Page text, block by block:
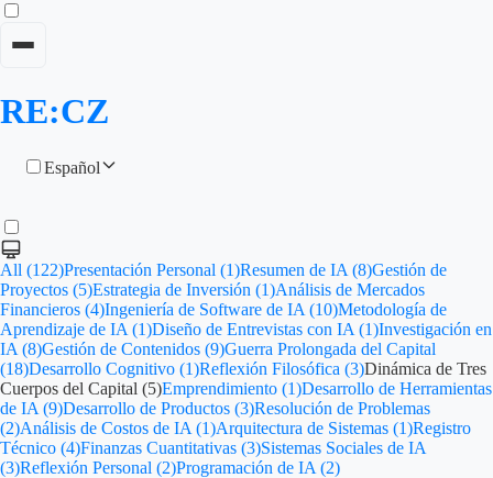
RE:CZ
Español
All (122)Presentación Personal (1)Resumen de IA (8)Gestión de
Proyectos (5)Estrategia de Inversión (1)Análisis de Mercados
Financieros (4)Ingeniería de Software de IA (10)Metodología de
Aprendizaje de IA (1)Diseño de Entrevistas con IA (1)Investigación en
IA (8)Gestión de Contenidos (9)Guerra Prolongada del Capital
(18)Desarrollo Cognitivo (1)Reflexión Filosófica (3)Dinámica de Tres
Cuerpos del Capital (5)Emprendimiento (1)Desarrollo de Herramientas
de IA (9)Desarrollo de Productos (3)Resolución de Problemas
(2)Análisis de Costos de IA (1)Arquitectura de Sistemas (1)Registro
Técnico (4)Finanzas Cuantitativas (3)Sistemas Sociales de IA
(3)Reflexión Personal (2)Programación de IA (2)